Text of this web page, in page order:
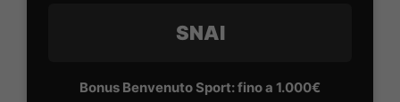
SNAI
Bonus Benvenuto Sport: fino a 1.000€